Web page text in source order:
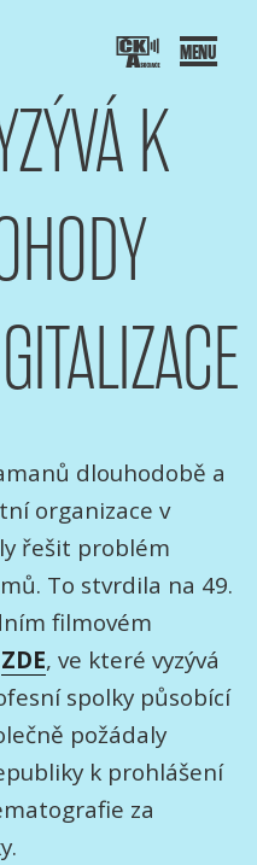
K
dlouhodobě a
organizace v
řešit problém
To stvrdila na 49.
filmovém
ZDE, ve které vyzývá
spolky působící
požádaly
k prohlášení
za